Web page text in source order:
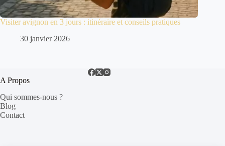
Visiter avignon en 3 jours : itinéraire et conseils pratiques
30 janvier 2026
A Propos
Qui sommes-nous ?
Blog
Contact